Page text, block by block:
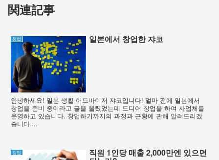
関連記事
창업 일본에서 창업한 쟈코
안녕하세요! 일본 생활 어드바이저 쟈코입니다! 얼마 전에 일본에서
창업을 준비 중이라고 글을 올렸었는데 드디어 창업을 하여 사업체를
운영하고 있습니다. 창업하기까지의 과정과 근황에 관해 알려드리겠
습니다....
창업 직원 1인당 매출 2,000만엔 있으면